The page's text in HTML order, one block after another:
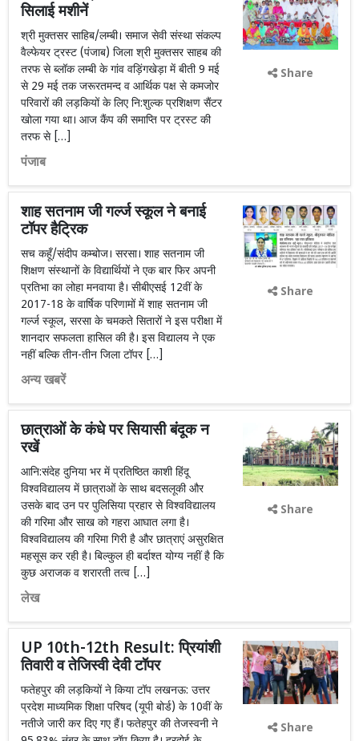
सिलाई मशीनें
श्री मुक्तसर साहिब/लम्बी। समाज सेवी संस्था संकल्प
वैल्फेयर ट्रस्ट (पंजाब) जिला श्री मुक्तसर साहब की
तरफ से ब्लॉक लम्बी के गांव वड़िंगखेड़ा में बीती 9 मई
से 29 मई तक जरूरतमन्द व आर्थिक पक्ष से कमजोर
परिवारों की लड़कियों के लिए नि:शुल्क प्रशिक्षण सैंटर
खोला गया था। आज कैंप की समाप्ति पर ट्रस्ट की
तरफ से […]
पंजाब
Share
शाह सतनाम जी गर्ल्ज स्कूल ने बनाई
टॉपर हैट्रिक
सच कहूँ/संदीप कम्बोज। सरसा। शाह सतनाम जी
शिक्षण संस्थानों के विद्यार्थियों ने एक बार फिर अपनी
प्रतिभा का लोहा मनवाया है। सीबीएसई 12वीं के
2017-18 के वार्षिक परिणामों में शाह सतनाम जी
गर्ल्ज स्कूल, सरसा के चमकते सितारों ने इस परीक्षा में
शानदार सफलता हासिल की है। इस विद्यालय ने एक
नहीं बल्कि तीन-तीन जिला टॉपर […]
अन्य खबरें
Share
छात्राओं के कंधे पर सियासी बंदूक न
रखें
आनि:संदेह दुनिया भर में प्रतिष्ठित काशी हिंदू
विश्वविद्यालय में छात्राओं के साथ बदसलूकी और
उसके बाद उन पर पुलिसिया प्रहार से विश्वविद्यालय
की गरिमा और साख को गहरा आघात लगा है।
विश्वविद्यालय की गरिमा गिरी है और छात्राएं असुरक्षित
महसूस कर रही है। बिल्कुल ही बर्दाश्त योग्य नहीं है कि
कुछ अराजक व शरारती तत्व […]
लेख
Share
UP 10th-12th Result: प्रियांशी
तिवारी व तेजिस्‍वी देवी टॉपर
फतेहपुर की लड़कियों ने किया टॉप लखनऊ: उत्तर
प्रदेश माध्यमिक शिक्षा परिषद (यूपी बोर्ड) के 10वीं के
नतीजे जारी क‍र द‍िए गए हैं। फतेहपुर की तेजस्वनी ने
Share